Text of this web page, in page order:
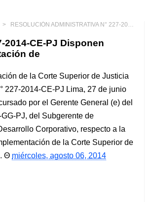
RESOLUCIÓN ADMINISTRATIVA N° 227-2014-CE-PJ Disponen medidas adicionales para la implementación de
2014-CE-PJ Disponen
de
de la Corte Superior de Justicia
227-2014-CE-PJ Lima, 27 de junio
por el Gerente General (e) del
PJ, del Subgerente de
Corporativo, respecto a la
de la Corte Superior de
miércoles, agosto 06, 2014